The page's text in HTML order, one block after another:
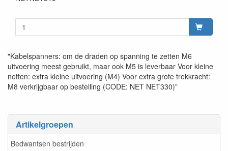
Artikelgroepen
Bedwantsen bestrijden
"Kabelspanners: om de draden op spanning te zetten M6
uitvoering meest gebruikt, maar ook M5 is leverbaar Voor kleine
netten: extra kleine uitvoering (M4) Voor extra grote trekkracht:
M8 verkrijgbaar op bestelling (CODE: NET NET330)"